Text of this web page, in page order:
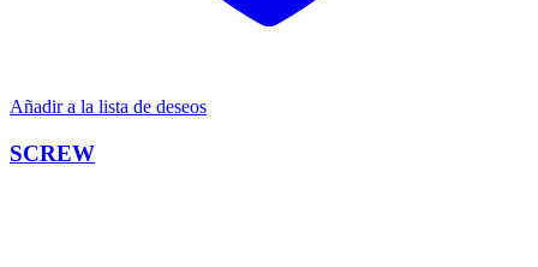
Añadir a la lista de deseos
SCREW